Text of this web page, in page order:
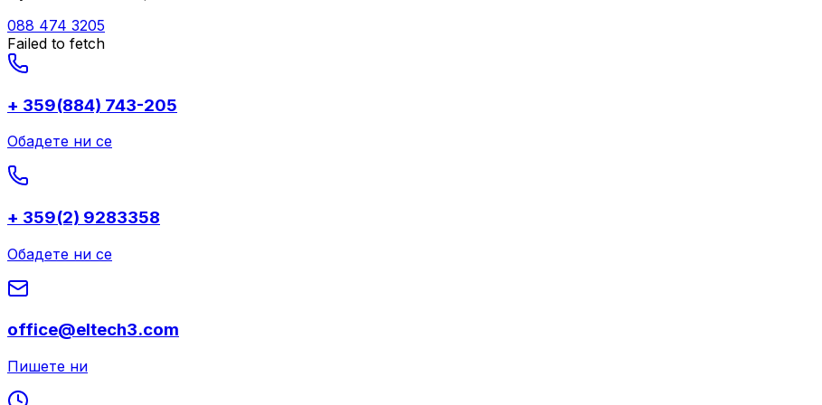
088 474 3205
Failed to fetch
+ 359(884) 743-205
Обадете ни се
+ 359(2) 9283358
Обадете ни се
office@eltech3.com
Пишете ни